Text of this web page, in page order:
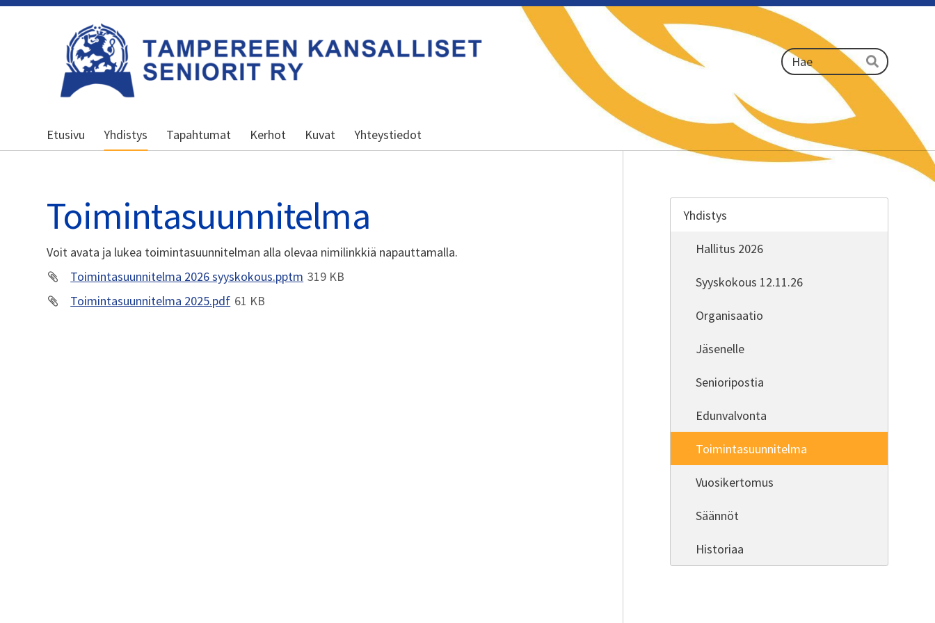
Kansallinen senioriliitto
Haku
Hae
Etusivu Yhdistys Tapahtumat Kerhot Kuvat Yhteystiedot
Toimintasuunnitelma
Voit avata ja lukea toimintasuunnitelman alla olevaa nimilinkkiä napauttamalla.
Toimintasuunnitelma 2026 syyskokous.pptm 319 KB
Toimintasuunnitelma 2025.pdf 61 KB
Yhdistys
Hallitus 2026
Syyskokous 12.11.26
Organisaatio
Jäsenelle
Senioripostia
Edunvalvonta
Toimintasuunnitelma
Vuosikertomus
Säännöt
Historiaa